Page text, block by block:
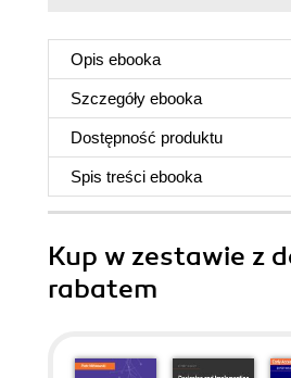
Opis ebooka
Szczegóły ebooka
Dostępność produktu
Spis treści ebooka
Kup w zestawie z
rabatem